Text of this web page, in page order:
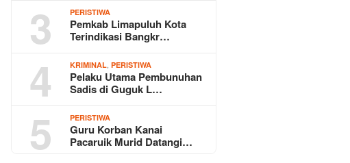
3 PERISTIWA
Pemkab Limapuluh Kota
Terindikasi Bangkr…
4 KRIMINAL,PERISTIWA
Pelaku Utama Pembunuhan
Sadis di Guguk L…
5 PERISTIWA
Guru Korban Kanai
Pacaruik Murid Datangi…